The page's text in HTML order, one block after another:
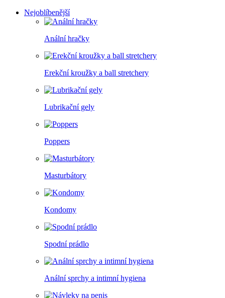
Nejoblíbenější
Anální hračky
Erekční kroužky a ball stretchery
Lubrikační gely
Poppers
Masturbátory
Kondomy
Spodní prádlo
Anální sprchy a intimní hygiena